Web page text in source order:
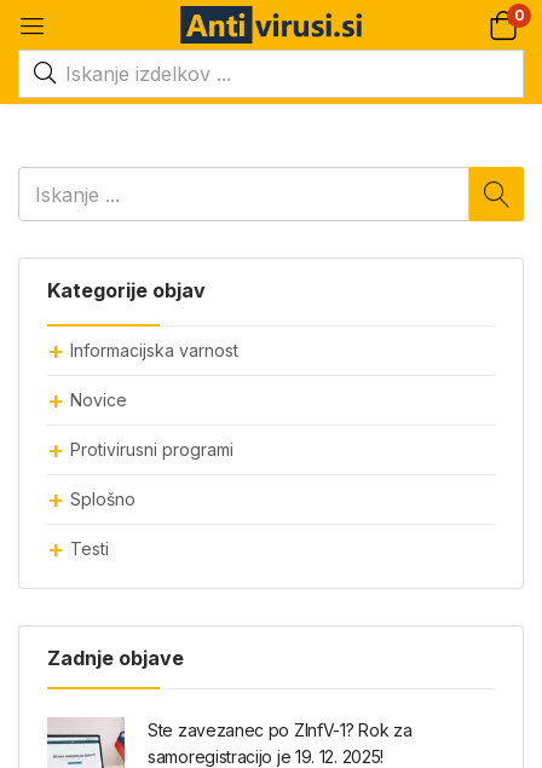
0
Kategorije objav
Informacijska varnost
Novice
Protivirusni programi
Splošno
Testi
Zadnje objave
Ste zavezanec po ZInfV-1? Rok za
samoregistracijo je 19. 12. 2025!